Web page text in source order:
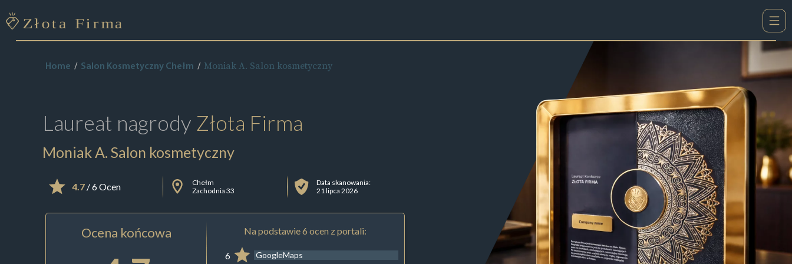
Home Salon Kosmetyczny Chełm Moniak A. Salon kosmetyczny
Laureat nagrody Złota Firma
Moniak A. Salon kosmetyczny
4.7/ 6 Ocen
Chełm
Zachodnia 33
Data skanowania:
21 lipca 2026
Ocena końcowa Na podstawie 6 ocen z portali:
6 GoogleMaps